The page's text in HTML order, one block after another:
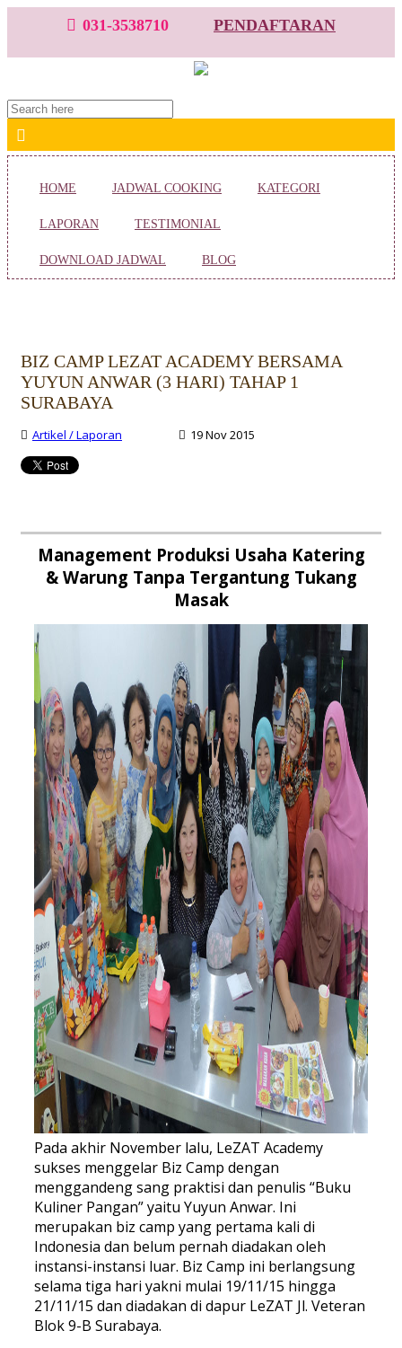
031-3538710 PENDAFTARAN
HOME JADWAL COOKING KATEGORI
LAPORAN TESTIMONIAL
DOWNLOAD JADWAL BLOG
BIZ CAMP LEZAT ACADEMY BERSAMA
YUYUN ANWAR (3 HARI) TAHAP 1
SURABAYA
Artikel / Laporan 19 Nov 2015
Management Produksi Usaha Katering
& Warung Tanpa Tergantung Tukang
Masak
Pada akhir November lalu, LeZAT Academy
sukses menggelar Biz Camp dengan
menggandeng sang praktisi dan penulis “Buku
Kuliner Pangan” yaitu Yuyun Anwar. Ini
merupakan biz camp yang pertama kali di
Indonesia dan belum pernah diadakan oleh
instansi-instansi luar. Biz Camp ini berlangsung
selama tiga hari yakni mulai 19/11/15 hingga
21/11/15 dan diadakan di dapur LeZAT Jl. Veteran
Blok 9-B Surabaya.